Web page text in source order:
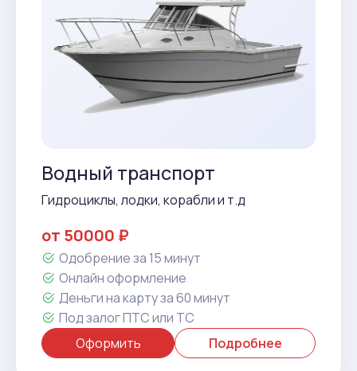
Водный транспорт
Гидроциклы, лодки, корабли и т.д
от 50000 ₽
Одобрение за 15 минут
Онлайн оформление
Деньги на карту за 60 минут
Под залог ПТС или ТС
Оформить
Подробнее